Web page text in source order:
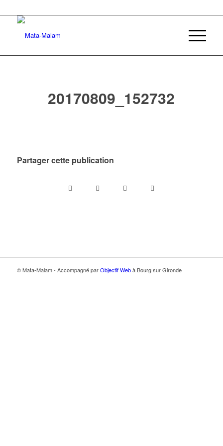
20170809_152732
Partager cette publication
© Mata-Malam - Accompagné parObjectif Webà Bourg sur Gironde